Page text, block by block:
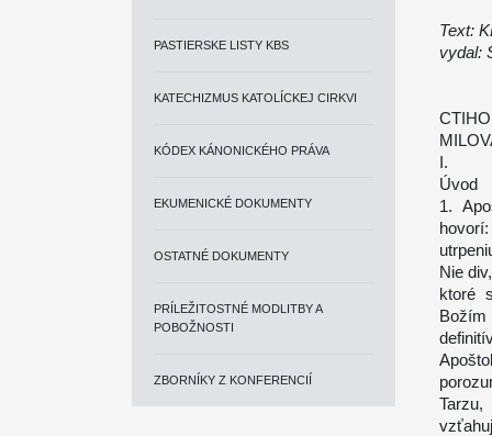
PASTIERSKE LISTY KBS
KATECHIZMUS KATOLÍCKEJ CIRKVI
KÓDEX KÁNONICKÉHO PRÁVA
EKUMENICKÉ DOKUMENTY
OSTATNÉ DOKUMENTY
PRÍLEŽITOSTNÉ MODLITBY A
POBOŽNOSTI
ZBORNÍKY Z KONFERENCIÍ
Text:
vydal:
I.
Úvod
1.
Nie
ktoré
Božím